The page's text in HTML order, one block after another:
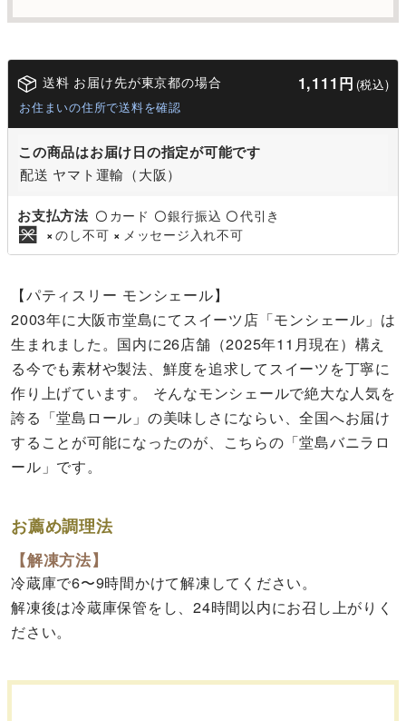
送料 お届け先が東京都の場合 1,111円 (税込)
お住まいの住所で送料を確認
この商品はお届け日の指定が可能です
配送 ヤマト運輸（大阪）
お支払方法 〇 カード 〇銀行振込 〇代引き
× のし不可 × メッセージ入れ不可
【パティスリー モンシェール】
2003年に大阪市堂島にてスイーツ店「モンシェール」は
生まれました。国内に26店舗（2025年11月現在）構え
る今でも素材や製法、鮮度を追求してスイーツを丁寧に
作り上げています。 そんなモンシェールで絶大な人気を
誇る「堂島ロール」の美味しさにならい、全国へお届け
することが可能になったのが、こちらの「堂島バニラロ
ール」です。
お薦め調理法
【解凍方法】
冷蔵庫で6〜9時間かけて解凍してください。
解凍後は冷蔵庫保管をし、24時間以内にお召し上がりく
ださい。